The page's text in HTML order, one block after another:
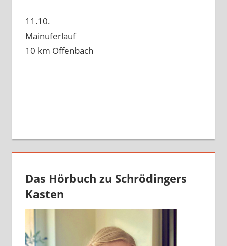
11.10.
Mainuferlauf
10 km Offenbach
Das Hörbuch zu Schrödingers
Kasten